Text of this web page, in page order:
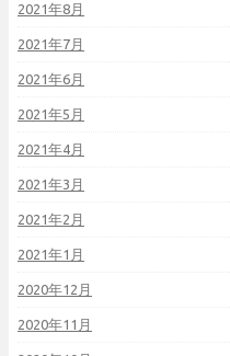
2021年8月
2021年7月
2021年6月
2021年5月
2021年4月
2021年3月
2021年2月
2021年1月
2020年12月
2020年11月